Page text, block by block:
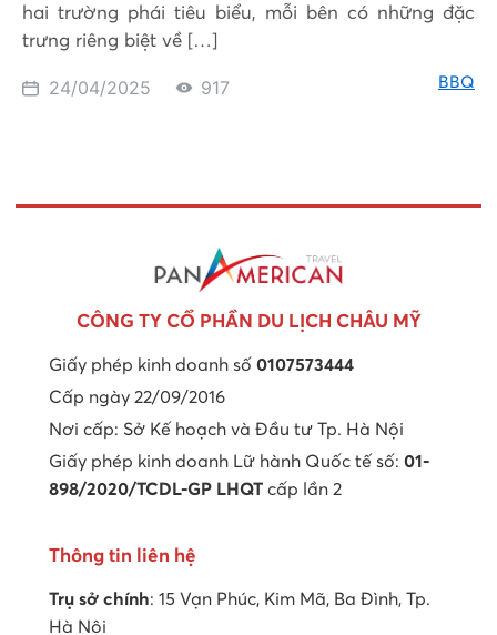
hai trường phái tiêu biểu, mỗi bên có những đặc
trưng riêng biệt về […]
24/04/2025 917 BBQ
CÔNG TY CỔ PHẦN DU LỊCH CHÂU MỸ
Giấy phép kinh doanh số 0107573444
Cấp ngày 22/09/2016
Nơi cấp: Sở Kế hoạch và Đầu tư Tp. Hà Nội
Giấy phép kinh doanh Lữ hành Quốc tế số: 01-
898/2020/TCDL-GP LHQT cấp lần 2
Thông tin liên hệ
Trụ sở chính: 15 Vạn Phúc, Kim Mã, Ba Đình, Tp.
Hà Nội